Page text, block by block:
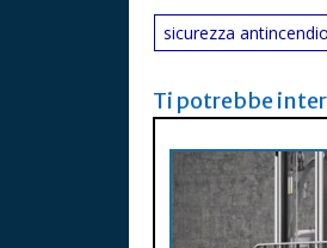
sicurezza antincendio
Ti potrebbe